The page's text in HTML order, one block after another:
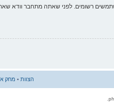
רשומים. לפני שאתה מתחבר וודא
הצוות • מחק